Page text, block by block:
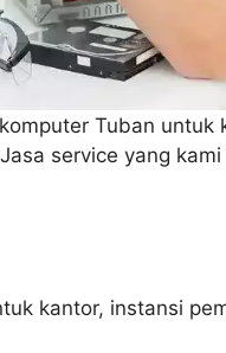
Tuban
service yang
kantor, instansi